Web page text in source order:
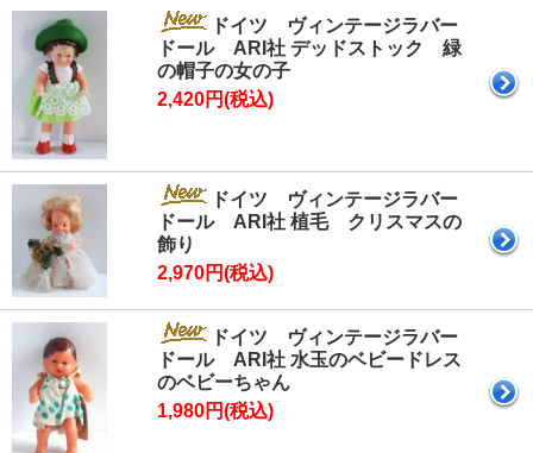
ドイツ ヴィンテージラバー
ドール ARI社 デッドストック 緑
の帽子の女の子
2,420円(税込)
ドイツ ヴィンテージラバー
ドール ARI社 植毛 クリスマスの
飾り
2,970円(税込)
ドイツ ヴィンテージラバー
ドール ARI社 水玉のベビードレス
のベビーちゃん
1,980円(税込)